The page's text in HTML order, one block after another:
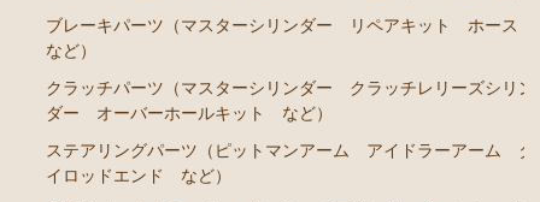
クラッチパーツ（マスターシリンダー クラッチレリ
ーズシリンダー オーバーホールキット など）
ステアリングパーツ（各種リペアキット ラックブー
ツ ラックエンド タイロッドエンド など）
足回りパーツ（アッパーマウント ベアリング ボー
ルジョイント ブッシュ類 など）
ブレーキパーツ（マスターシリンダー リペアキット ホース
など）
クラッチパーツ（マスターシリンダー クラッチレリーズシリン
ダー オーバーホールキット など）
ステアリングパーツ（ピットマンアーム アイドラーアーム タ
イロッドエンド など）